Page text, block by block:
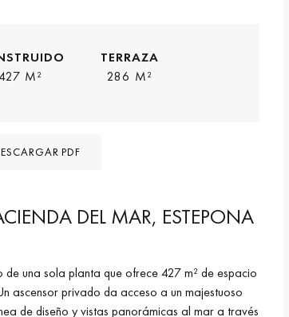
M²
TERRAZA
286 M²
PDF
DEL MAR, ESTEPONA
una sola planta que ofrece 427 m² de espacio
ascensor privado da acceso a un majestuoso
de diseño y vistas panorámicas al mar a través